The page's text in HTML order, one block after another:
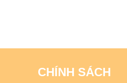
CHÍNH SÁCH